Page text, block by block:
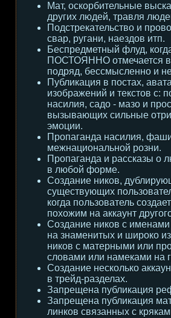
Мат, оскорбительные
других людей, травля
Подстрекательство и
свар, ругани, наездов итп.
Беспредметный флуд,
ПОСТОЯННО отмечается
подряд, бессмысленно и
Публикация в постах,
изображений и текстов с:
насилия, садо - мазо и
вызывающих сильные
эмоции.
Пропаганда насилия,
межнациональной розни.
Пропаганда и рассказы о
в любой форме.
Создание ников,
существующих
когда пользователь
похожим на аккаунт
Создание ников с
на знаменитых и широко
ников с матерными или
словами или намеками на
Создание несколько
в трейд-разделах.
Запрещена публикация
Запрещена публикация
линков связанных с